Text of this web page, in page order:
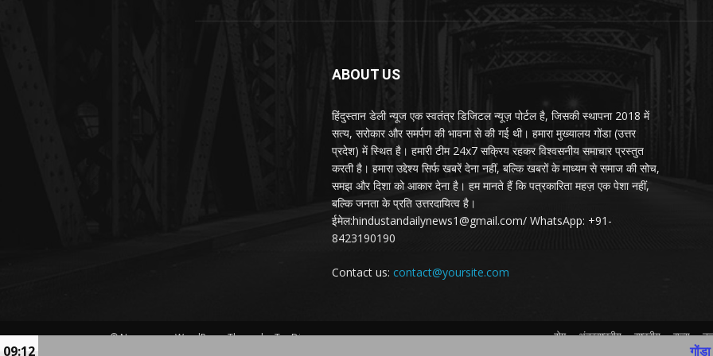
ABOUT US
हिंदुस्तान डेली न्यूज एक स्वतंत्र डिजिटल न्यूज़ पोर्टल है, जिसकी स्थापना 2018 में
सत्य, सरोकार और समर्पण की भावना से की गई थी। हमारा मुख्यालय गोंडा (उत्तर
प्रदेश) में स्थित है। हमारी टीम 24x7 सक्रिय रहकर विश्वसनीय समाचार प्रस्तुत
करती है। हमारा उद्देश्य सिर्फ खबरें देना नहीं, बल्कि खबरों के माध्यम से समाज की सोच,
समझ और दिशा को आकार देना है। हम मानते हैं कि पत्रकारिता महज़ एक पेशा नहीं,
बल्कि जनता के प्रति उत्तरदायित्व है।
ईमेल:hindustandailynews1@gmail.com/ WhatsApp: +91-
8423190190
Contact us: contact@yoursite.com
© Newspaper WordPress Theme by TagDiv होम अंतरराष्ट्रीय राष्ट्रीय राज्य
गोंडा आकाशीय
09:12